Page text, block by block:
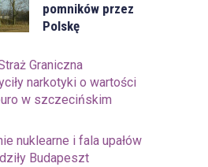
pomników przez
Polskę
Graniczna
narkotyki o wartości
w szczecińskim
nuklearne i fala upałów
Budapeszt